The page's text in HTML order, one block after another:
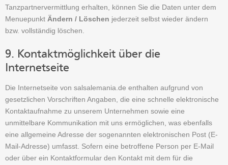
Tanzpartnervermittlung erhalten, können Sie die Daten unter dem
Menuepunkt Ändern / Löschen jederzeit selbst wieder ändern
bzw. vollständig löschen.
9. Kontaktmöglichkeit über die
Internetseite
Die Internetseite von salsalemania.de enthalten aufgrund von
gesetzlichen Vorschriften Angaben, die eine schnelle elektronische
Kontaktaufnahme zu unserem Unternehmen sowie eine
unmittelbare Kommunikation mit uns ermöglichen, was ebenfalls
eine allgemeine Adresse der sogenannten elektronischen Post (E-
Mail-Adresse) umfasst. Sofern eine betroffene Person per E-Mail
oder über ein Kontaktformular den Kontakt mit dem für die